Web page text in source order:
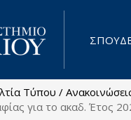
Τύπου /
για το ακαδ. Έτος